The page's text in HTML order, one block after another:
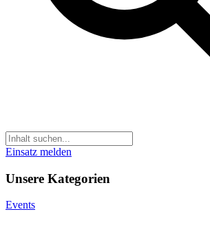
Einsatz melden
Unsere Kategorien
Events